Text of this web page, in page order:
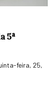
5ª
feira, 25,